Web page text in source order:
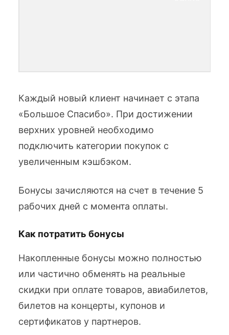
Каждый новый клиент начинает с этапа
«Большое Спасибо». При достижении
верхних уровней необходимо
подключить категории покупок с
увеличенным кэшбэком.
Бонусы зачисляются на счет в течение 5
рабочих дней с момента оплаты.
Как потратить бонусы
Накопленные бонусы можно полностью
или частично обменять на реальные
скидки при оплате товаров, авиабилетов,
билетов на концерты, купонов и
сертификатов у партнеров.